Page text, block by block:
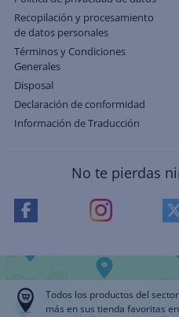
Recopilación y procesamiento
de datos personales
Términos y Condiciones
Generales
Disposal
Declaración de conformidad
Información de Traducción
No te pierdas
Todos los productos del
más en sus tienda favoritas